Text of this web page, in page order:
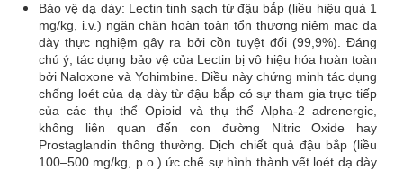
Bảo vệ dạ dày: Lectin tinh sạch từ đậu bắp (liều hiệu quả 1
mg/kg, i.v.) ngăn chặn hoàn toàn tổn thương niêm mạc dạ
dày thực nghiệm gây ra bởi cồn tuyệt đối (99,9%). Đáng
chú ý, tác dụng bảo vệ của Lectin bị vô hiệu hóa hoàn toàn
bởi Naloxone và Yohimbine. Điều này chứng minh tác dụng
chống loét của dạ dày từ đậu bắp có sự tham gia trực tiếp
của các thụ thể Opioid và thụ thể Alpha-2 adrenergic,
không liên quan đến con đường Nitric Oxide hay
Prostaglandin thông thường. Dịch chiết quả đậu bắp (liều
100–500 mg/kg, p.o.) ức chế sự hình thành vết loét dạ dày